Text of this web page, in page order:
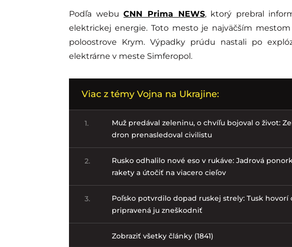
Podľa webuCNN Prima NEWS, ktorý prebral
elektrickej energie. Toto mesto je najväčším
poloostrove Krym. Výpadky prúdu nastali po
elektrárne v meste Simferopol.
Viac z témy Vojna na Ukrajine:
1.
Muž predával zeleninu, o chvíľu bojoval o život:
dron prenasledoval civilistu
2.
Rusko odhalilo nové eso v rukáve: Jadrová
rakety a útočiť na viacero cieľov
3.
Poľsko potvrdilo dopad ruskej strely: Tusk hovorí
pripravená ju zneškodniť
Zobraziť všetky články (1841)